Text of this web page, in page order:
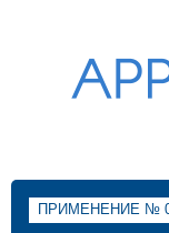
ПРИМЕНЕНИЕ №